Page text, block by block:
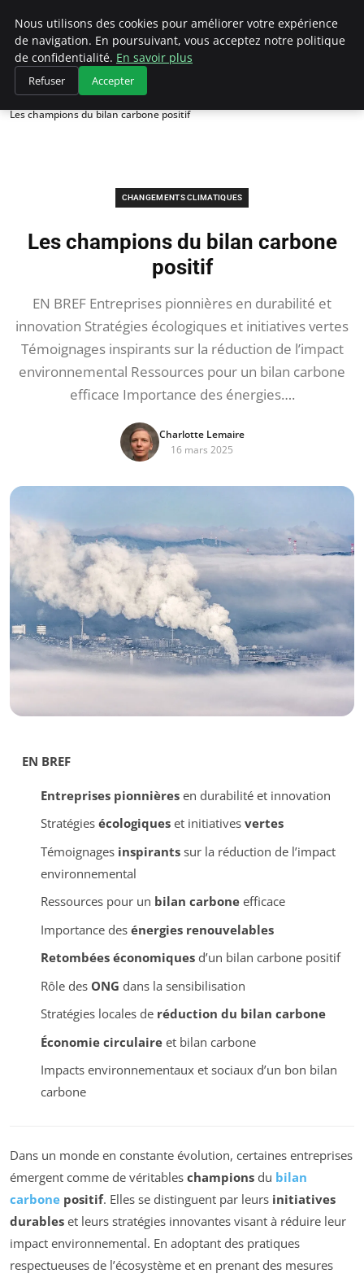
Climategatecountryclub.com
Accueil
Changements climatiques
Les champions du bilan carbone positif
CHANGEMENTS CLIMATIQUES
Les champions du bilan carbone
positif
EN BREF Entreprises pionnières en durabilité et
innovation Stratégies écologiques et initiatives vertes
Témoignages inspirants sur la réduction de l’impact
environnemental Ressources pour un bilan carbone
efficace Importance des énergies….
Charlotte Lemaire
16 mars 2025
EN BREF
Entreprises pionnièresen durabilité et innovation
Stratégies écologiqueset initiatives vertes
Témoignages inspirantssur la réduction de l’impact
environnemental
Ressources pour un bilan carboneefficace
Importance des énergies renouvelables
Retombées économiquesd’un bilan carbone positif
Rôle des ONG dans la sensibilisation
Stratégies locales de réduction du bilan carbone
Économie circulaireet bilan carbone
Impacts environnementaux et sociaux d’un bon bilan
carbone
Dans un monde en constante évolution, certaines entreprises
émergent comme de véritables champions du bilan
carbone positif. Elles se distinguent par leurs initiatives
durables et leurs stratégies innovantes visant à réduire leur
impact environnemental. En adoptant des pratiques
respectueuses de l’écosystème et en prenant des mesures
Nous utilisons des cookies pour améliorer votre expérience
de navigation. En poursuivant, vous acceptez notre politique
de confidentialité. En savoir plus
Refuser Accepter